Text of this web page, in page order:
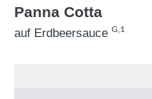
Panna Cotta
auf Erdbeersauce G,1